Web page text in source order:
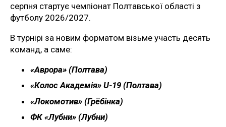
серпня стартує чемпіонат Полтавської області з
футболу 2026/2027.
В турнірі за новим форматом візьме участь десять
команд, а саме:
«Аврора» (Полтава)
«Колос Академія» U-19 (Полтава)
«Локомотив» (Грёбінка)
ФК «Лубни» (Лубни)